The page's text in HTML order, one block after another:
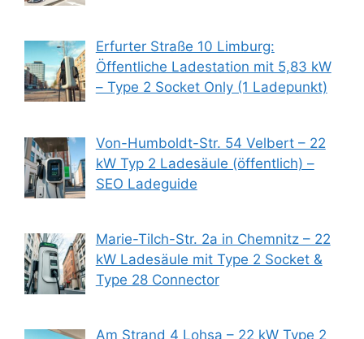
Erfurter Straße 10 Limburg:
Öffentliche Ladestation mit 5,83 kW
– Type 2 Socket Only (1 Ladepunkt)
Von-Humboldt-Str. 54 Velbert – 22
kW Typ 2 Ladesäule (öffentlich) –
SEO Ladeguide
Marie-Tilch-Str. 2a in Chemnitz – 22
kW Ladesäule mit Type 2 Socket &
Type 28 Connector
Am Strand 4 Lohsa – 22 kW Type 2